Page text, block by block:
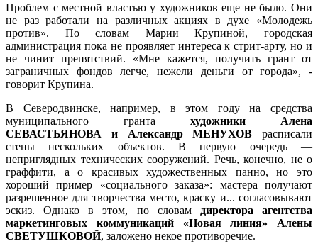
Проблем с местной властью у художников еще не было. Они
не раз работали на различных акциях в духе «Молодежь
против». По словам Марии Крупиной, городская
администрация пока не проявляет интереса к стрит-арту, но и
не чинит препятствий. «Мне кажется, получить грант от
заграничных фондов легче, нежели деньги от города», -
говорит Крупина.
В Северодвинске, например, в этом году на средства
муниципального гранта художники Алена
СЕВАСТЬЯНОВА и Александр МЕНУХОВ расписали
стены нескольких объектов. В первую очередь —
неприглядных технических сооружений. Речь, конечно, не о
граффити, а о красивых художественных панно, но это
хороший пример «социального заказа»: мастера получают
разрешенное для творчества место, краску и... согласовывают
эскиз. Однако в этом, по словам директора агентства
маркетинговых коммуникаций «Новая линия» Алены
СВЕТУШКОВОЙ, заложено некое противоречие.